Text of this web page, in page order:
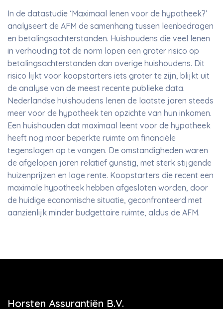
In de datastudie ‘Maximaal lenen voor de hypotheek?’
analyseert de AFM de samenhang tussen leenbedragen
en betalingsachterstanden. Huishoudens die veel lenen
in verhouding tot de norm lopen een groter risico op
betalingsachterstanden dan overige huishoudens. Dit
risico lijkt voor koopstarters iets groter te zijn, blijkt uit
de analyse van de meest recente publieke data.
Nederlandse huishoudens lenen de laatste jaren steeds
meer voor de hypotheek ten opzichte van hun inkomen.
Een huishouden dat maximaal leent voor de hypotheek
heeft nog maar beperkte ruimte om financiële
tegenslagen op te vangen. De omstandigheden waren
de afgelopen jaren relatief gunstig, met sterk stijgende
huizenprijzen en lage rente. Koopstarters die recent een
maximale hypotheek hebben afgesloten worden, door
de huidige economische situatie, geconfronteerd met
aanzienlijk minder budgettaire ruimte, aldus de AFM.
Horsten Assurantiën B.V.